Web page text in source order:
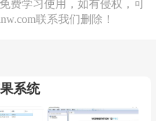
费学习使用，如有侵权，可
联系我们删除！
系统